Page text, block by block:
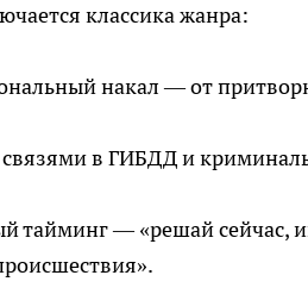
классика жанра:
накал — от
связями в ГИБДД и
тайминг — «решай сейчас,